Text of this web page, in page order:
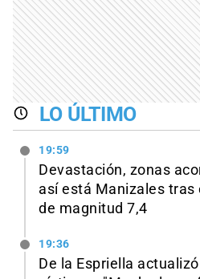
LO ÚLTIMO
19:59
Devastación, zonas
así está Manizales
de magnitud 7,4
19:36
De la Espriella